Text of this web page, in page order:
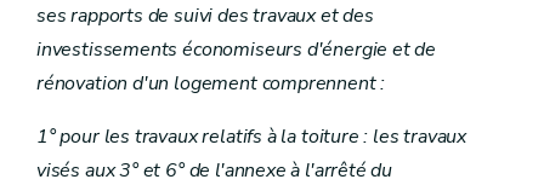
ses rapports de suivi des travaux et des
investissements économiseurs d'énergie et de
rénovation d'un logement comprennent :
1° pour les travaux relatifs à la toiture : les travaux
visés aux 3° et 6° de l'annexe à l'arrêté du